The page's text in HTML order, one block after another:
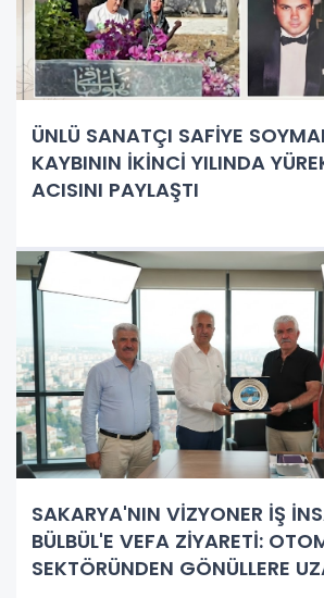
ÜNLÜ SANATÇI SAFİYE
KAYBININ İKİNCİ YILINDA
ACISINI PAYLAŞTI
SAKARYA'NIN VİZYONER İŞ
BÜLBÜL'E VEFA ZİYARETİ:
SEKTÖRÜNDEN GÖNÜLLERE